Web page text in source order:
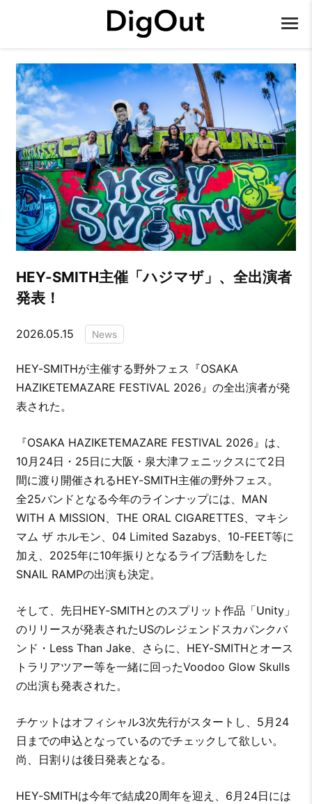
HEY-SMITH主催「ハジマザ」、全出演者
発表！
2026.05.15 News
HEY-SMITHが主催する野外フェス『OSAKA
HAZIKETEMAZARE FESTIVAL 2026』の全出演者が発
表された。
『OSAKA HAZIKETEMAZARE FESTIVAL 2026』は、
10月24日・25日に大阪・泉大津フェニックスにて2日
間に渡り開催されるHEY-SMITH主催の野外フェス。
全25バンドとなる今年のラインナップには、MAN
WITH A MISSION、THE ORAL CIGARETTES、マキシ
マム ザ ホルモン、04 Limited Sazabys、10-FEET等に
加え、2025年に10年振りとなるライブ活動をした
SNAIL RAMPの出演も決定。
そして、先日HEY-SMITHとのスプリット作品「Unity」
のリリースが発表されたUSのレジェンドスカパンクバ
ンド・Less Than Jake、さらに、HEY-SMITHとオース
トラリアツアー等を一緒に回ったVoodoo Glow Skulls
の出演も発表された。
チケットはオフィシャル3次先行がスタートし、5月24
日までの申込となっているのでチェックして欲しい。
尚、日割りは後日発表となる。
HEY-SMITHは今年で結成20周年を迎え、6月24日には